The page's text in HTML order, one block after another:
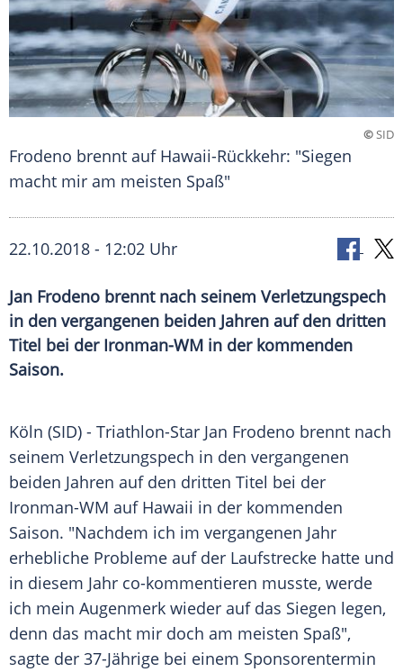
©SID
Frodeno brennt auf Hawaii-Rückkehr: "Siegen
macht mir am meisten Spaß"
22.10.2018 - 12:02 Uhr
Jan Frodeno brennt nach seinem Verletzungspech
in den vergangenen beiden Jahren auf den dritten
Titel bei der Ironman-WM in der kommenden
Saison.
Köln (SID) - Triathlon-Star Jan Frodeno brennt nach
seinem Verletzungspech in den vergangenen
beiden Jahren auf den dritten Titel bei der
Ironman-WM auf Hawaii in der kommenden
Saison. "Nachdem ich im vergangenen Jahr
erhebliche Probleme auf der Laufstrecke hatte und
in diesem Jahr co-kommentieren musste, werde
ich mein Augenmerk wieder auf das Siegen legen,
denn das macht mir doch am meisten Spaß",
sagte der 37-Jährige bei einem Sponsorentermin